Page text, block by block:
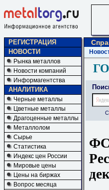
РЕГИСТРАЦИЯ
НОВОСТИ
Рынка металлов
Новости компаний
Информагентства
АНАЛИТИКА
Черные металлы
Цветные металлы
Драгоценные металлы
Металлолом
Сырье
Статистика
Индекс цен России
Мировые цены
Цены на биржах
Вопрос месяца